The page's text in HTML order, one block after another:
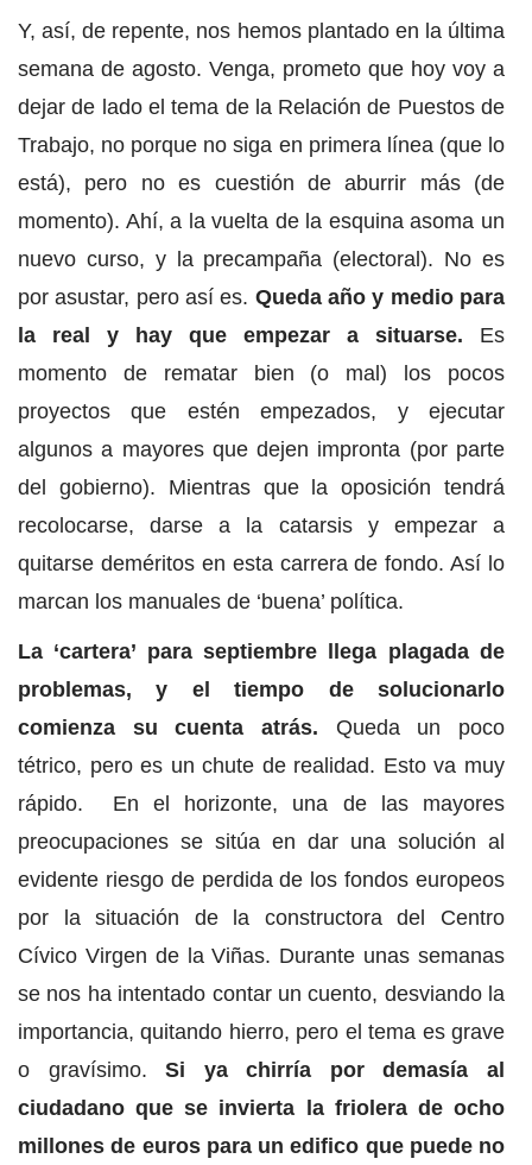
Y, así, de repente, nos hemos plantado en la última
semana de agosto. Venga, prometo que hoy voy a
dejar de lado el tema de la Relación de Puestos de
Trabajo, no porque no siga en primera línea (que lo
está), pero no es cuestión de aburrir más (de
momento). Ahí, a la vuelta de la esquina asoma un
nuevo curso, y la precampaña (electoral). No es
por asustar, pero así es. Queda año y medio para
la real y hay que empezar a situarse. Es
momento de rematar bien (o mal) los pocos
proyectos que estén empezados, y ejecutar
algunos a mayores que dejen impronta (por parte
del gobierno). Mientras que la oposición tendrá
recolocarse, darse a la catarsis y empezar a
quitarse deméritos en esta carrera de fondo. Así lo
marcan los manuales de ‘buena’ política.
La ‘cartera’ para septiembre llega plagada de
problemas, y el tiempo de solucionarlo
comienza su cuenta atrás. Queda un poco
tétrico, pero es un chute de realidad. Esto va muy
rápido. En el horizonte, una de las mayores
preocupaciones se sitúa en dar una solución al
evidente riesgo de perdida de los fondos europeos
por la situación de la constructora del Centro
Cívico Virgen de la Viñas. Durante unas semanas
se nos ha intentado contar un cuento, desviando la
importancia, quitando hierro, pero el tema es grave
o gravísimo. Si ya chirría por demasía al
ciudadano que se invierta la friolera de ocho
millones de euros para un edifico que puede no